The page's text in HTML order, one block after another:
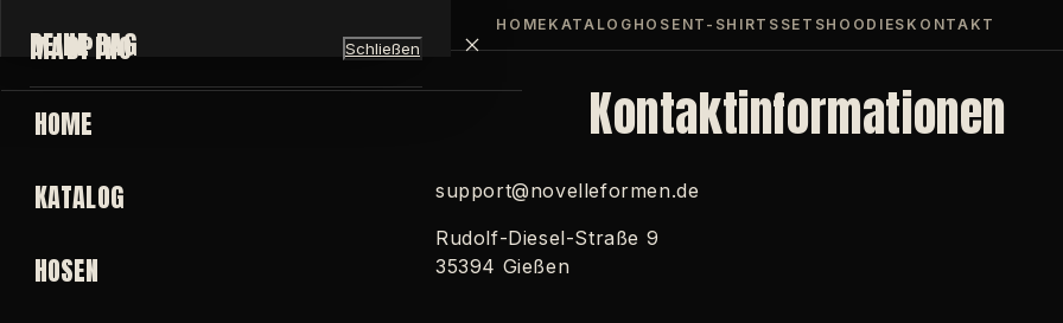
MADPINO HOME KATALOG HOSENT-SHIRTS SETSHOODIES KONTAKT
MADPINO Schließen
HOME
KATALOG
HOSEN
Kontaktinformationen
support@novelleformen.de
Rudolf-Diesel-Straße 9
35394 Gießen
DEINE BAG